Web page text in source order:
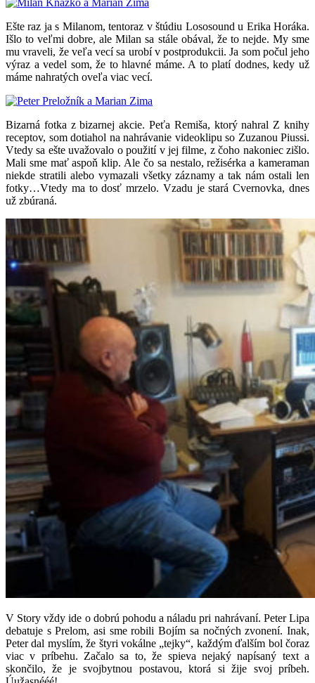
Ešte raz ja s Milanom, tentoraz v štúdiu Lososound u Erika Horáka.
Išlo to veľmi dobre, ale Milan sa stále obával, že to nejde. My sme
mu vraveli, že veľa vecí sa urobí v postprodukcii. Ja som počul jeho
výraz a vedel som, že to hlavné máme. A to platí dodnes, kedy už
máme nahratých oveľa viac vecí.
Bizarná fotka z bizarnej akcie. Peťa Remiša, ktorý nahral Z knihy
receptov, som dotiahol na nahrávanie videoklipu so Zuzanou Piussi.
Vtedy sa ešte uvažovalo o použití v jej filme, z čoho nakoniec zišlo.
Mali sme mať aspoň klip. Ale čo sa nestalo, režisérka a kameraman
niekde stratili alebo vymazali všetky záznamy a tak nám ostali len
fotky…Vtedy ma to dosť mrzelo. Vzadu je stará Cvernovka, dnes
už zbúraná.
V Story vždy ide o dobrú pohodu a náladu pri nahrávaní. Peter Lipa
debatuje s Prelom, asi sme robili Bojím sa nočných zvonení. Inak,
Peter dal myslím, že štyri vokálne „tejky“, každým ďalším bol čoraz
viac v príbehu. Začalo sa to, že spieva nejaký napísaný text a
skončilo, že je svojbytnou postavou, ktorá si žije svoj príbeh.